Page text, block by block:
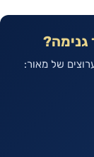
גנימה?
של מאור: